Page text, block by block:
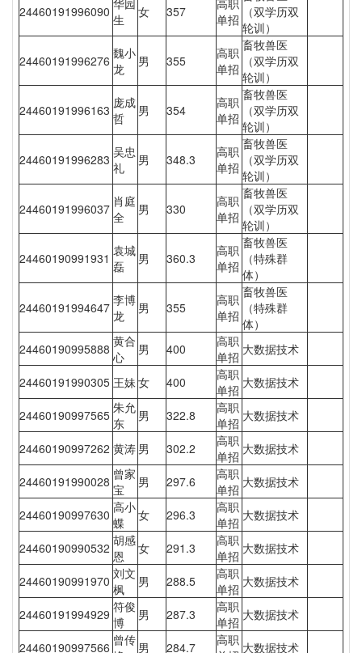
24460191996090 华园
生
女 357
高职
单招
（双学历双
轮训）
24460191996276 魏小
龙
男 355
高职
单招
畜牧兽医
（双学历双
轮训）
24460191996163 庞成
哲
男 354
高职
单招
畜牧兽医
（双学历双
轮训）
24460191996283 吴忠
礼
男 348.3
高职
单招
畜牧兽医
（双学历双
轮训）
24460191996037 肖庭
全
男 330
高职
单招
畜牧兽医
（双学历双
轮训）
24460190991931 袁城
磊
男 360.3
高职
单招
畜牧兽医
（特殊群
体）
24460191994647 李博
龙
男 355
高职
单招
畜牧兽医
（特殊群
体）
24460190995888 黄合
心
男 400
高职
单招 大数据技术
24460191990305 王妹女 400
高职
单招 大数据技术
24460190997565 朱允
东
男 322.8
高职
单招 大数据技术
24460190997262 黄涛 男 302.2
高职
单招 大数据技术
24460191990028 曾家
宝
男 297.6
高职
单招 大数据技术
24460190997630 高小
蝶
女 296.3
高职
单招 大数据技术
24460190990532 胡感
恩
女 291.3
高职
单招 大数据技术
24460190991970 刘文
枫
男 288.5
高职
单招 大数据技术
24460191994929 符俊
博
男 287.3
高职
单招 大数据技术
24460190997566 曾传 男 284.7
高职 大数据技术